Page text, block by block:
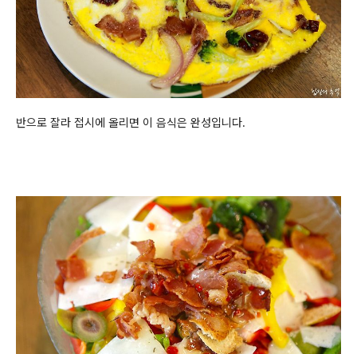
반으로 잘라 접시에 올리면 이 음식은 완성입니다.